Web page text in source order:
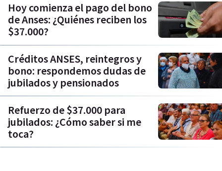
Hoy comienza el pago del bono
de Anses: ¿Quiénes reciben los
$37.000?
Créditos ANSES, reintegros y
bono: respondemos dudas de
jubilados y pensionados
Refuerzo de $37.000 para
jubilados: ¿Cómo saber si me
toca?